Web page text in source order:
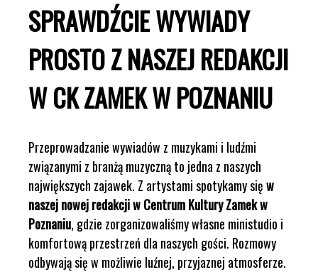
SPRAWDŹCIE WYWIADY
PROSTO Z NASZEJ REDAKCJI
W CK ZAMEK W POZNANIU
Przeprowadzanie wywiadów z muzykami i ludźmi
związanymi z branżą muzyczną to jedna z naszych
największych zajawek. Z artystami spotykamy sięw
naszej nowej redakcji w Centrum Kultury Zamek w
Poznaniu, gdzie zorganizowaliśmy własne ministudio i
komfortową przestrzeń dla naszych gości. Rozmowy
odbywają się w możliwie luźnej, przyjaznej atmosferze.